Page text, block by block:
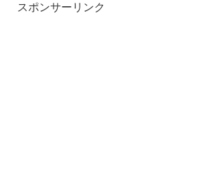
スポンサーリンク